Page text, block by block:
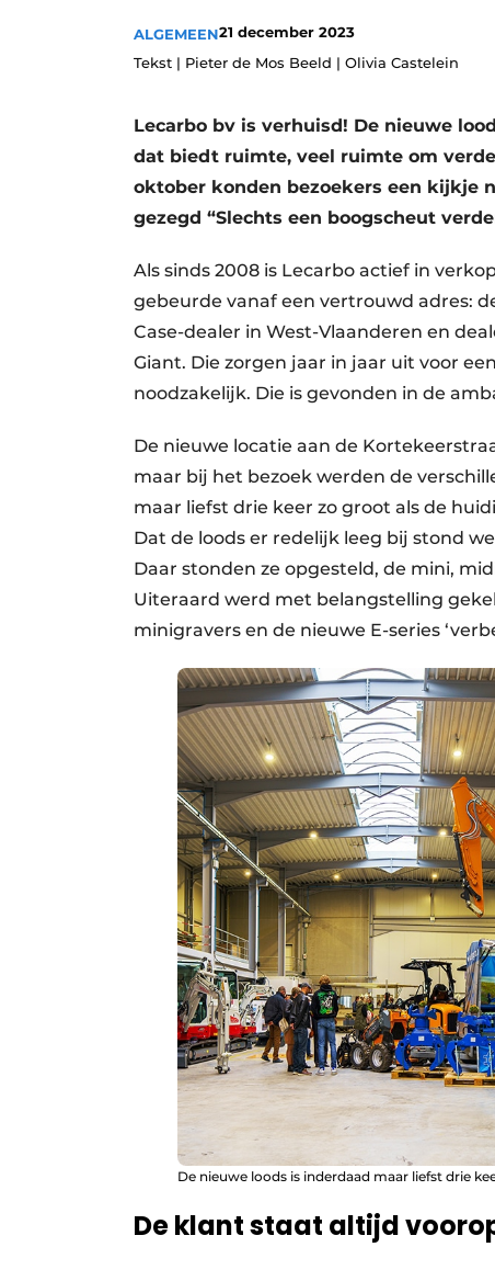
Vacature aanmelden
Vacatures
ALGEMEEN21 december 2023
Tekst | Pieter de Mos Beeld | Olivia Castelein
Lecarbo bv is verhuisd! De nieuwe
dat biedt ruimte, veel ruimte om
oktober konden bezoekers een kijkje
gezegd “Slechts een boogscheut
Als sinds 2008 is Lecarbo actief in
gebeurde vanaf een vertrouwd adres:
Case-dealer in West-Vlaanderen en
Giant. Die zorgen jaar in jaar uit voor
noodzakelijk. Die is gevonden in de
De nieuwe locatie aan de
maar bij het bezoek werden de
maar liefst drie keer zo groot als de
Dat de loods er redelijk leeg bij stond
Daar stonden ze opgesteld, de mini,
Uiteraard werd met belangstelling
minigravers en de nieuwe E-series
De nieuwe loods is inderdaad maar liefst drie
De klant staat altijd